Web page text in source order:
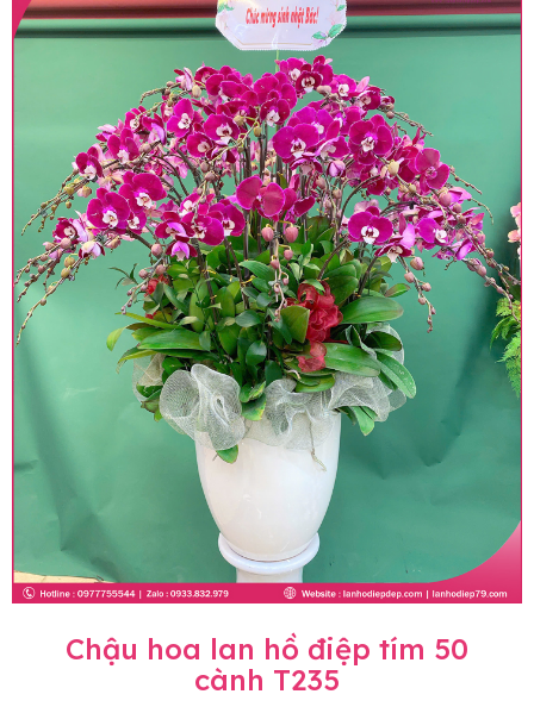
Chậu hoa lan hồ điệp tím 50
cành T235